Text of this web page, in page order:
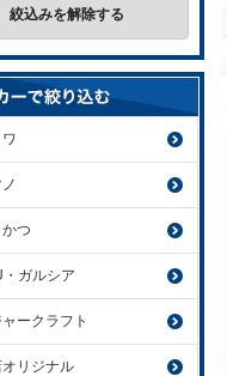
絞込みを解除する
つ
・ガルシア
ャークラフト
オリジナル